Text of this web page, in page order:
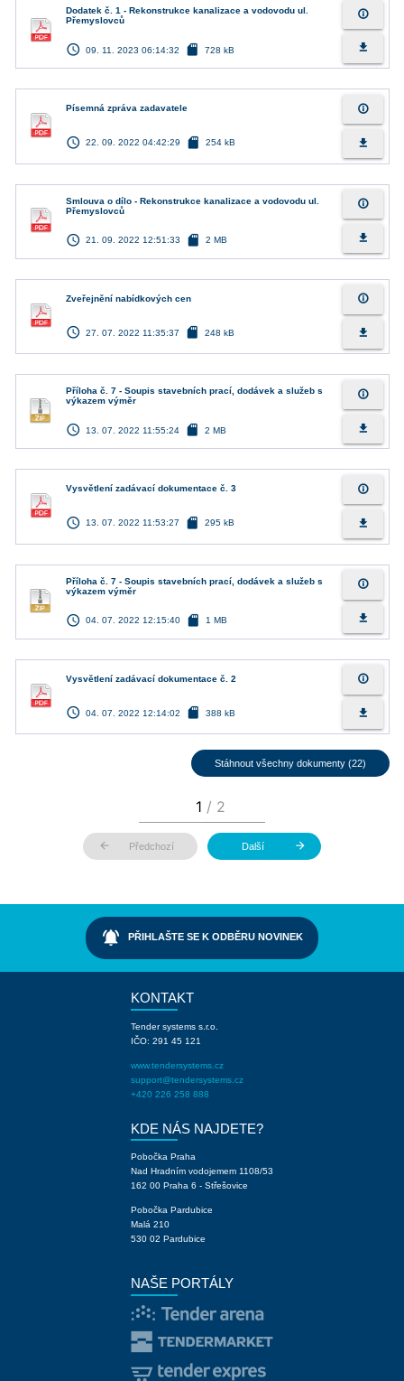
Dodatek č. 1 - Rekonstrukce kanalizace a vodovodu ul.
Přemyslovců
access_time 09. 11. 2023 06:14:32 sd_card 728 kB
info_outline
file_download
Písemná zpráva zadavatele
access_time 22. 09. 2022 04:42:29 sd_card 254 kB
info_outline
file_download
Smlouva o dílo - Rekonstrukce kanalizace a vodovodu ul.
Přemyslovců
access_time 21. 09. 2022 12:51:33 sd_card 2 MB
info_outline
file_download
Zveřejnění nabídkových cen
access_time 27. 07. 2022 11:35:37 sd_card 248 kB
info_outline
file_download
Příloha č. 7 - Soupis stavebních prací, dodávek a služeb s
výkazem výměr
access_time 13. 07. 2022 11:55:24 sd_card 2 MB
info_outline
file_download
Vysvětlení zadávací dokumentace č. 3
access_time 13. 07. 2022 11:53:27 sd_card 295 kB
info_outline
file_download
Příloha č. 7 - Soupis stavebních prací, dodávek a služeb s
výkazem výměr
access_time 04. 07. 2022 12:15:40 sd_card 1 MB
info_outline
file_download
Vysvětlení zadávací dokumentace č. 2
access_time 04. 07. 2022 12:14:02 sd_card 388 kB
info_outline
file_download
Stáhnout všechny dokumenty (22)
arrow_back Předchozí Další arrow_forward
notifications_active PŘIHLAŠTE SE K ODBĚRU NOVINEK
KONTAKT
Tender systems s.r.o.
IČO: 291 45 121
www.tendersystems.cz
support@tendersystems.cz
+420 226 258 888
KDE NÁS NAJDETE?
Pobočka Praha
Nad Hradním vodojemem 1108/53
162 00 Praha 6 - Střešovice
Pobočka Pardubice
Malá 210
530 02 Pardubice
NAŠE PORTÁLY